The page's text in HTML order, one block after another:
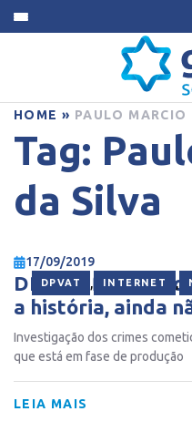
HOME » PAULO MARCIO
Tag:
da Silva
DPVAT , INTERNET ,
17/09/2019
DPVAT: filme
a história, ainda
Operação Tempo
Investigação dos crimes
que está em fase de produção
LEIA MAIS